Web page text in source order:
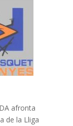
afronta
de la Lliga